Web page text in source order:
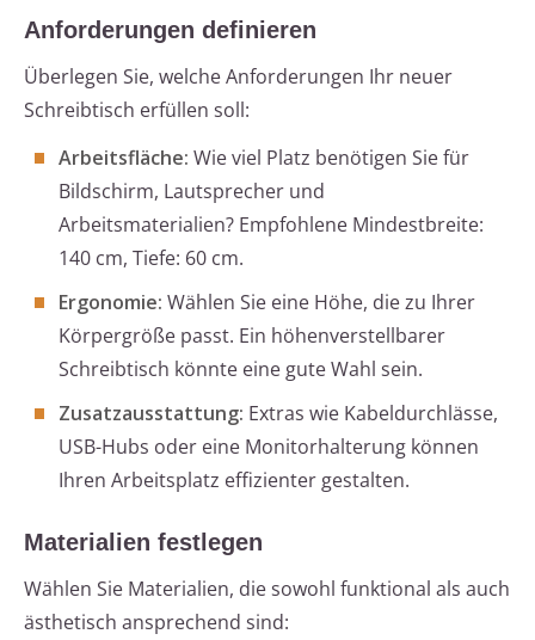
Anforderungen definieren
Überlegen Sie, welche Anforderungen Ihr neuer
Schreibtisch erfüllen soll:
Arbeitsfläche: Wie viel Platz benötigen Sie für
Bildschirm, Lautsprecher und
Arbeitsmaterialien? Empfohlene Mindestbreite:
140 cm, Tiefe: 60 cm.
Ergonomie: Wählen Sie eine Höhe, die zu Ihrer
Körpergröße passt. Ein höhenverstellbarer
Schreibtisch könnte eine gute Wahl sein.
Zusatzausstattung: Extras wie Kabeldurchlässe,
USB-Hubs oder eine Monitorhalterung können
Ihren Arbeitsplatz effizienter gestalten.
Materialien festlegen
Wählen Sie Materialien, die sowohl funktional als auch
ästhetisch ansprechend sind: